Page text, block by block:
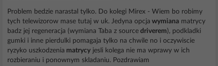
Problem bedzie narastal tylko. Do kolegi Mirex - Wiem bo robimy
tych telewizorow mase tutaj w uk. Jedyna opcja wymiana matrycy
badz jej regeneracja (wymiana Taba z source driverem), podkladki
gumki i inne pierdulki pomagaja tylko na chwile no i oczywiscie
ryzyko uszkodzenia matrycy jesli kolega nie ma wprawy w ich
rozbieraniu i ponownym skladaniu. Pozdrawiam